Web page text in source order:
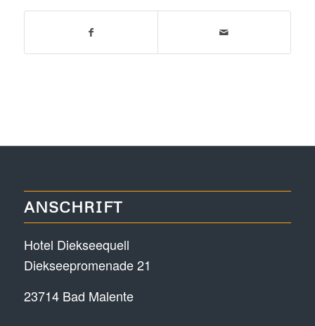
ANSCHRIFT
Hotel Diekseequell
Diekseepromenade 21
23714 Bad Malente